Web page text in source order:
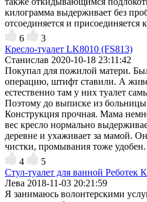
килограмма выдерживает без
отсоединяется и присоединяется
6
3
Кресло-туалет LK8010 (FS813)
Станислав 2020-10-18 23:11:42
Покупал для пожилой матери.
операцию, штифт ставили. А
естественно там у них туалет
Поэтому до выписке из больницы
Конструкция прочная. Мама
вес кресло нормально
деревне и ухаживает за мамой.
чистки, промывания тоже удобен.
4
5
Стул-туалет для ванной Реботек
Лева 2018-11-03 20:21:59
Я занимаюсь волонтерскими